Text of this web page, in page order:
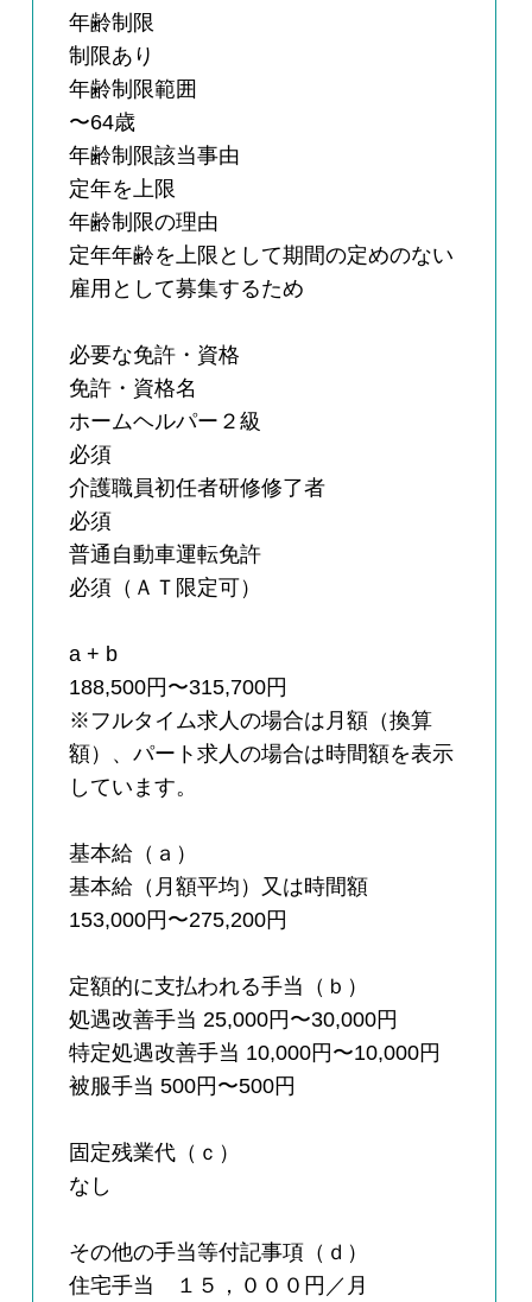
年齢制限
制限あり
年齢制限範囲
〜64歳
年齢制限該当事由
定年を上限
年齢制限の理由
定年年齢を上限として期間の定めのない
雇用として募集するため
必要な免許・資格
免許・資格名
ホームヘルパー２級
必須
介護職員初任者研修修了者
必須
普通自動車運転免許
必須（ＡＴ限定可）
a + b
188,500円〜315,700円
※フルタイム求人の場合は月額（換算
額）、パート求人の場合は時間額を表示
しています。
基本給（ａ）
基本給（月額平均）又は時間額
153,000円〜275,200円
定額的に支払われる手当（ｂ）
処遇改善手当 25,000円〜30,000円
特定処遇改善手当 10,000円〜10,000円
被服手当 500円〜500円
固定残業代（ｃ）
なし
その他の手当等付記事項（ｄ）
住宅手当 １５，０００円／月